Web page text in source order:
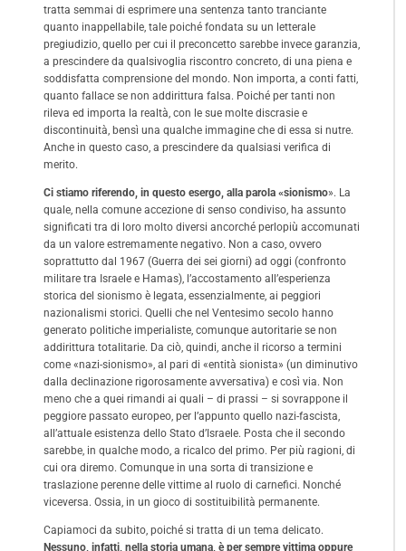
tratta semmai di esprimere una sentenza tanto tranciante
quanto inappellabile, tale poiché fondata su un letterale
pregiudizio, quello per cui il preconcetto sarebbe invece garanzia,
a prescindere da qualsivoglia riscontro concreto, di una piena e
soddisfatta comprensione del mondo. Non importa, a conti fatti,
quanto fallace se non addirittura falsa. Poiché per tanti non
rileva ed importa la realtà, con le sue molte discrasie e
discontinuità, bensì una qualche immagine che di essa si nutre.
Anche in questo caso, a prescindere da qualsiasi verifica di
merito.
Ci stiamo riferendo, in questo esergo, alla parola «sionismo». La
quale, nella comune accezione di senso condiviso, ha assunto
significati tra di loro molto diversi ancorché perlopiù accomunati
da un valore estremamente negativo. Non a caso, ovvero
soprattutto dal 1967 (Guerra dei sei giorni) ad oggi (confronto
militare tra Israele e Hamas), l’accostamento all’esperienza
storica del sionismo è legata, essenzialmente, ai peggiori
nazionalismi storici. Quelli che nel Ventesimo secolo hanno
generato politiche imperialiste, comunque autoritarie se non
addirittura totalitarie. Da ciò, quindi, anche il ricorso a termini
come «nazi-sionismo», al pari di «entità sionista» (un diminutivo
dalla declinazione rigorosamente avversativa) e così via. Non
meno che a quei rimandi ai quali – di prassi – si sovrappone il
peggiore passato europeo, per l’appunto quello nazi-fascista,
all’attuale esistenza dello Stato d’Israele. Posta che il secondo
sarebbe, in qualche modo, a ricalco del primo. Per più ragioni, di
cui ora diremo. Comunque in una sorta di transizione e
traslazione perenne delle vittime al ruolo di carnefici. Nonché
viceversa. Ossia, in un gioco di sostituibilità permanente.
Capiamoci da subito, poiché si tratta di un tema delicato.
Nessuno, infatti, nella storia umana, è per sempre vittima oppure